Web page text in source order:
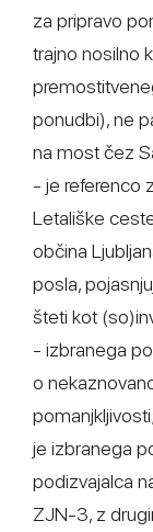
za pripravo
trajno nosilno
ponudbi), ne
na most čez
- je referenco
Letališke
občina
posla,
šteti kot
- izbranega
o
je izbranega
podizvajalca
ZJN-3, z